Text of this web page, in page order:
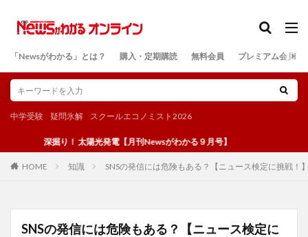
「Newsがわかる」とは？ 購入・定期購読 無料会員 プレミアム会員
中学受験 疑問氷解 スクールエコノミスト2026
深掘り！ 太陽光発電【月刊Newsがわかる９月号】
HOME 知識 SNSの発信には危険もある？【ニュース検定に挑戦！
SNSの発信には危険もある？【ニュース検定に
検索